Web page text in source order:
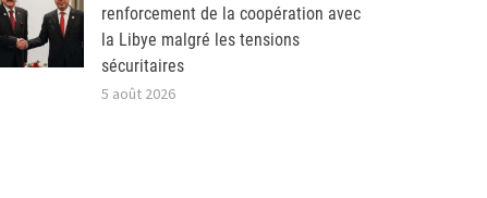
renforcement de la coopération avec
la Libye malgré les tensions
sécuritaires
5 août 2026